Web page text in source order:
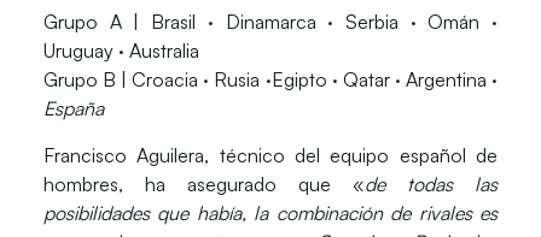
Grupo A| Brasil · Dinamarca · Serbia · Omán ·
Uruguay · Australia
Grupo B | Croacia · Rusia ·Egipto · Qatar · Argentina ·
España
Francisco Aguilera, técnico del equipo español de
hombres, ha asegurado que «de todas las
posibilidades que había, la combinación de rivales es